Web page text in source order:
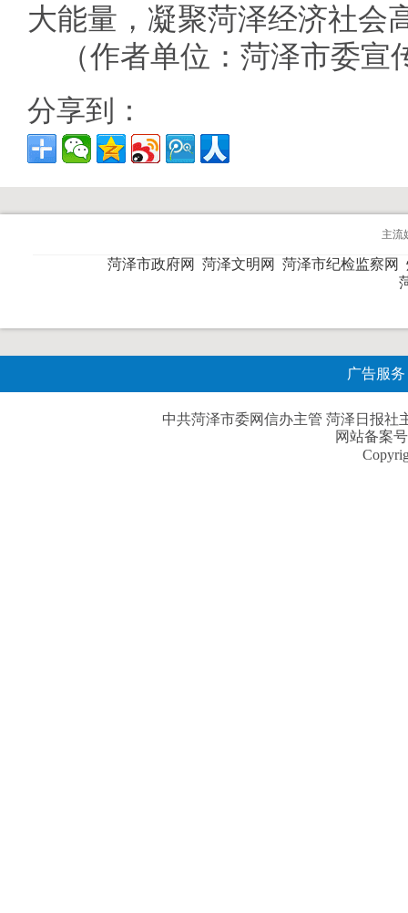
大能量，凝聚菏泽经济社会
（作者单位：菏泽市委宣
分享到：
主流
菏泽市政府网 菏泽文明网 菏泽市纪检监察网
广告服务
中共菏泽市委网信办主管 菏泽日报社
网站备案